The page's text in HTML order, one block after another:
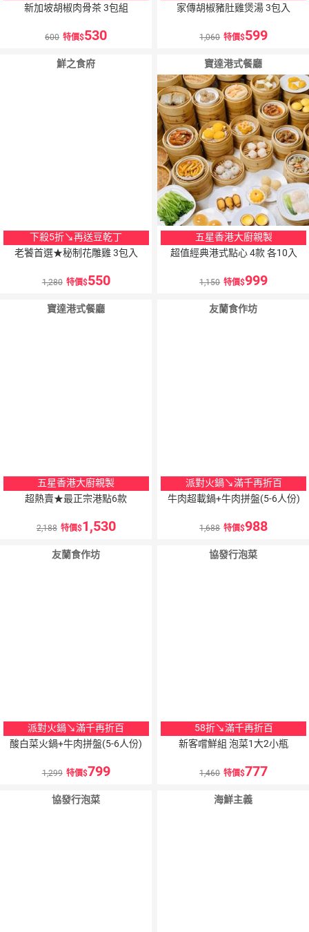
新加坡胡椒肉骨茶 3包組
600 特價 530
家傳胡椒豬肚雞煲湯 3包入
1,060 特價 599
鮮之食府
下殺5折↘再送豆乾丁
老饕首選★秘制花雕雞 3包入
1,280 特價 550
寶達港式餐廳
五星香港大廚親製
超值經典港式點心 4款 各10入
1,150 特價 999
寶達港式餐廳
五星香港大廚親製
超熱賣★最正宗港點6款
2,188 特價 1,530
友蘭食作坊
派對火鍋↘滿千再折百
牛肉超載鍋+牛肉拼盤(5-6人份)
1,688 特價 988
友蘭食作坊
派對火鍋↘滿千再折百
酸白菜火鍋+牛肉拼盤(5-6人份)
1,299 特價 799
協發行泡菜
58折↘滿千再折百
新客嚐鮮組 泡菜1大2小瓶
1,460 特價 777
協發行泡菜 海鮮主義